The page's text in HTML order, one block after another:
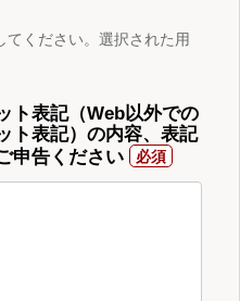
ください。選択された用
ト表記（Web以外での
ト表記）の内容、表記
申告ください